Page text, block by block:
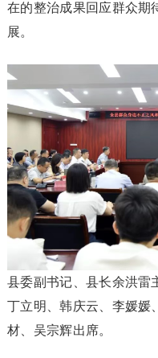
在的整治成果回应群众期
展。
县委副书记、县长余洪雷
丁立明、韩庆云、李媛媛
材、吴宗辉出席。